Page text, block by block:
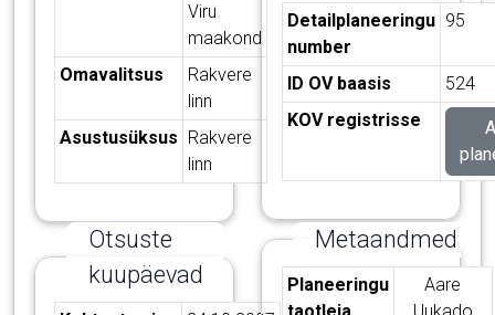
Viru
maakond
Omavalitsus
Rakvere
linn
Asustusüksus Rakvere
linn
Registrite tabel
Detailplaneeringu
number
95
ID OV baasis
524
KOV registrisse
Otsuste
kuupäevad
Metaandmed
Metaandmete tabel
Planeeringu
taotleja
Aare
Uukado